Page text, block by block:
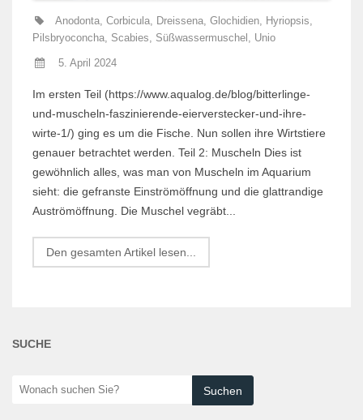
Anodonta, Corbicula, Dreissena, Glochidien, Hyriopsis
Pilsbryoconcha
Scabies Süßwassermuschel Unio
5. April 2024
Im ersten Teil (https://www.aqualog.de/blog/bitterlinge-
und-muscheln-faszinierende-eierverstecker-und-ihre-
wirte-1/) ging es um die Fische. Nun sollen ihre Wirtstiere
genauer betrachtet werden. Teil 2: Muscheln Dies ist
gewöhnlich alles, was man von Muscheln im Aquarium
sieht: die gefranste Einströmöffnung und die glattrandige
Auströmöffnung. Die Muschel vegräbt...
Den gesamten Artikel lesen...
SUCHE
Wonach